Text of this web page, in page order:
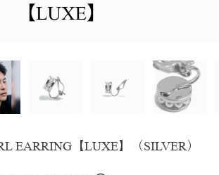
EARRING【LUXE】（SILVER）